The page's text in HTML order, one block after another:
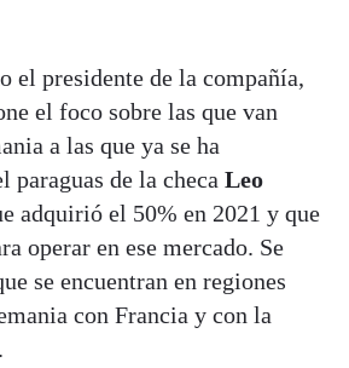
el presidente de la compañía,
el foco sobre las que van
a las que ya se ha
paraguas de la checa Leo
adquirió el 50% en 2021 y que
operar en ese mercado. Se
se encuentran en regiones
con Francia y con la